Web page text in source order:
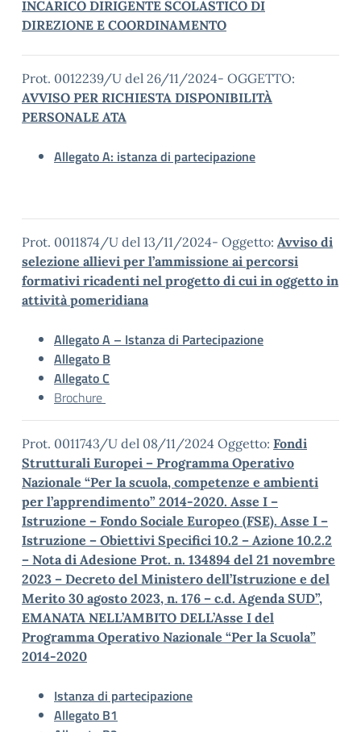
INCARICO DIRIGENTE SCOLASTICO DI
DIREZIONE E COORDINAMENTO
Prot. 0012239/U del 26/11/2024- OGGETTO:
AVVISO PER RICHIESTA DISPONIBILITÀ
PERSONALE ATA
Allegato A: istanza di partecipazione
Prot. 0011874/U del 13/11/2024- Oggetto: Avviso di
selezione allievi per l’ammissione ai percorsi
formativi ricadenti nel progetto di cui in oggetto in
attività pomeridiana
Allegato A – Istanza di Partecipazione
Allegato B
Allegato C
Brochure
Prot. 0011743/U del 08/11/2024 Oggetto: Fondi
Strutturali Europei – Programma Operativo
Nazionale “Per la scuola, competenze e ambienti
per l’apprendimento” 2014-2020. Asse I –
Istruzione – Fondo Sociale Europeo (FSE). Asse I –
Istruzione – Obiettivi Specifici 10.2 – Azione 10.2.2
– Nota di Adesione Prot. n. 134894 del 21 novembre
2023 – Decreto del Ministero dell’Istruzione e del
Merito 30 agosto 2023, n. 176 – c.d. Agenda SUD”,
EMANATA NELL’AMBITO DELL’Asse I del
Programma Operativo Nazionale “Per la Scuola”
2014-2020
Istanza di partecipazione
Allegato B1